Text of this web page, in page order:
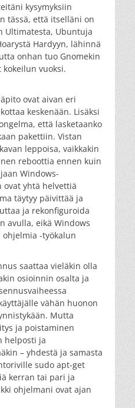
kysymyksiin
tässä, että itselläni on
Ultimatesta, Ubuntuja
Hardyyn, lähinnä
onhan tuo Gnomekin
vuoksi.
ovat aivan eri
keskenään. Lisäksi
että lasketaanko
pakettiin. Vistan
leppoisa, vaikkakin
reboottia ennen kuin
Windows-
yhtä helvettiä
täytyy päivittää ja
ja rekonfiguroida
avulla, eikä Windows
ohjelmia -työkalun
saattaa vieläkin olla
osioinnin osalta ja
vähän huonon
Mutta
ja poistaminen
helposti ja
– yhdestä ja samasta
sudo apt-get
kerran tai pari ja
ohjelmani ovat ajan